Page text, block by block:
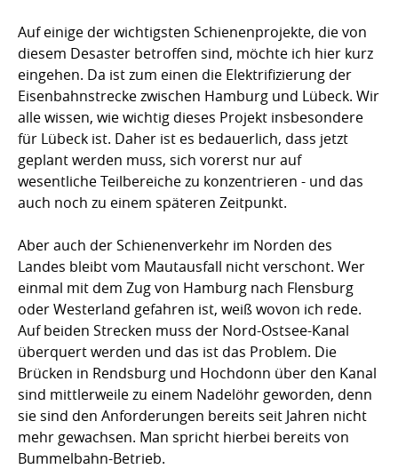
Auf einige der wichtigsten Schienenprojekte, die von
diesem Desaster betroffen sind, möchte ich hier kurz
eingehen. Da ist zum einen die Elektrifizierung der
Eisenbahnstrecke zwischen Hamburg und Lübeck. Wir
alle wissen, wie wichtig dieses Projekt insbesondere
für Lübeck ist. Daher ist es bedauerlich, dass jetzt
geplant werden muss, sich vorerst nur auf
wesentliche Teilbereiche zu konzentrieren - und das
auch noch zu einem späteren Zeitpunkt.
Aber auch der Schienenverkehr im Norden des
Landes bleibt vom Mautausfall nicht verschont. Wer
einmal mit dem Zug von Hamburg nach Flensburg
oder Westerland gefahren ist, weiß wovon ich rede.
Auf beiden Strecken muss der Nord-Ostsee-Kanal
überquert werden und das ist das Problem. Die
Brücken in Rendsburg und Hochdonn über den Kanal
sind mittlerweile zu einem Nadelöhr geworden, denn
sie sind den Anforderungen bereits seit Jahren nicht
mehr gewachsen. Man spricht hierbei bereits von
Bummelbahn-Betrieb.